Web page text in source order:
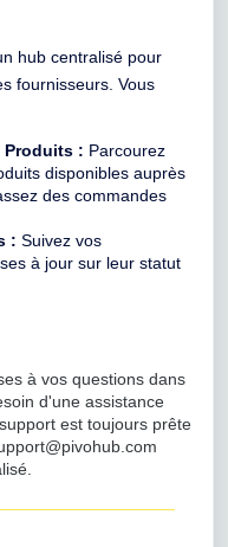
hub centralisé pour
fournisseurs. Vous
Produits : Parcourez
disponibles auprès
des commandes
: Suivez vos
à jour sur leur statut
à vos questions dans
d'une assistance
est toujours prête